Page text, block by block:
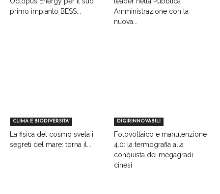
primo impianto BESS...
Amministrazione con la
nuova...
CLIMA E BIODIVERSITA'
La fisica del cosmo svela i
segreti del mare: torna il...
DIGIRINNOVABILI
Fotovoltaico e manutenzione
4.0: la termografia alla
conquista dei megagradi
cinesi